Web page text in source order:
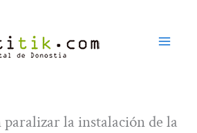
paralizar la instalación de la